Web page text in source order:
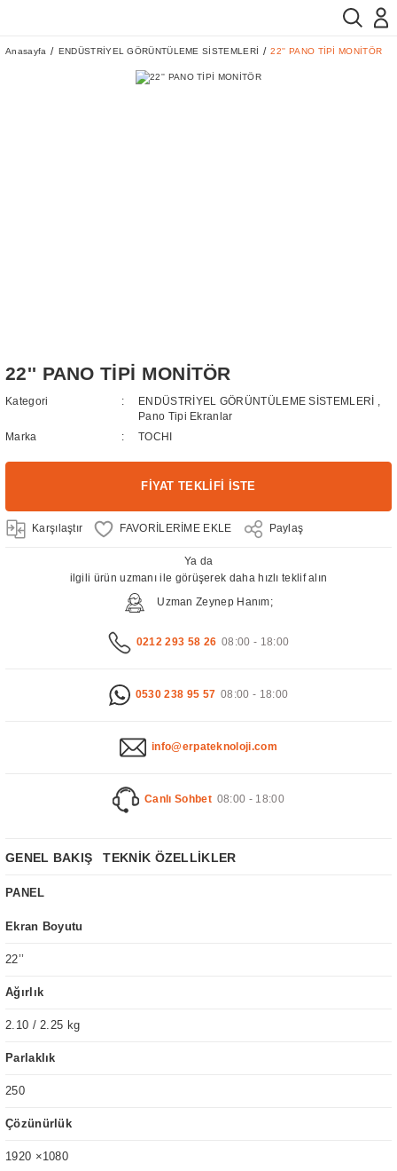
Anasayfa ENDÜSTRİYEL GÖRÜNTÜLEME SİSTEMLERİ 22'' PANO TİPİ MONİTÖR
22'' PANO TİPİ MONİTÖR
Kategori ENDÜSTRİYEL GÖRÜNTÜLEME SİSTEMLERİ
Pano Tipi Ekranlar
Marka
TOCHI
FİYAT TEKLİFİ İSTE
Karşılaştır Paylaş
Ya da
ilgili ürün uzmanı ile görüşerek daha hızlı teklif alın
Uzman Zeynep Hanım;
0212 293 58 26 08:00 - 18:00
0530 238 95 57 08:00 - 18:00
info@erpateknoloji.com
Canlı Sohbet 08:00 - 18:00
GENEL BAKIŞ TEKNİK ÖZELLİKLER
PANEL
Ekran Boyutu
22’’
Ağırlık
2.10 / 2.25 kg
Parlaklık
250
Çözünürlük
1920 ×1080